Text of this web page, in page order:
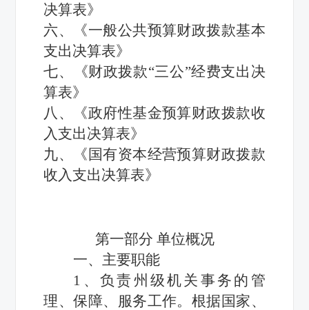
决算表》
六、《一般公共预算财政拨款基本
支出决算表》
七、《财政拨款“三公”经费支出决
算表》
八、
《政府性基金预算财政拨款收
入支出决算表》
九、《国有资本经营预算财政拨款
收入支出决算表》
第一部分 单位概况
一、主要职能
1、负责州级机关事务的管
理、保障、服务工作。根据国家、